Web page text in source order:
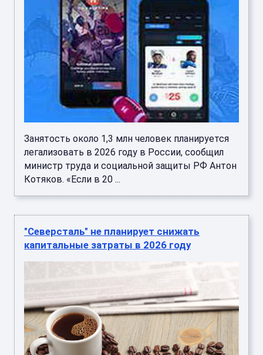
Занятость около 1,3 млн человек планируется
легализовать в 2026 году в России, сообщил
министр труда и социальной защиты РФ Антон
Котяков. «Если в 20 ...
"Северсталь" не планирует снижать
капитальные затраты в 2026 году